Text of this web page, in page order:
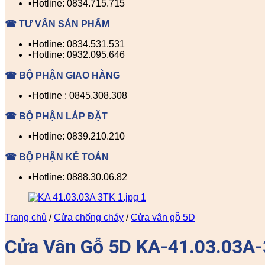
▪️Hotline: 0834.715.715
☎ TƯ VẤN SẢN PHẨM
▪️Hotline: 0834.531.531
▪️Hotline: 0932.095.646
☎ BỘ PHẬN GIAO HÀNG
▪️Hotline : 0845.308.308
☎ BỘ PHẬN LẮP ĐẶT
▪️Hotline: 0839.210.210
☎ BỘ PHẬN KẾ TOÁN
▪️Hotline: 0888.30.06.82
Trang chủ / Cửa chống cháy / Cửa vân gỗ 5D
Cửa Vân Gỗ 5D KA-